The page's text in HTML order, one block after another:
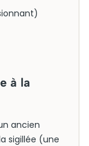
à la
ancien
sigillée (une